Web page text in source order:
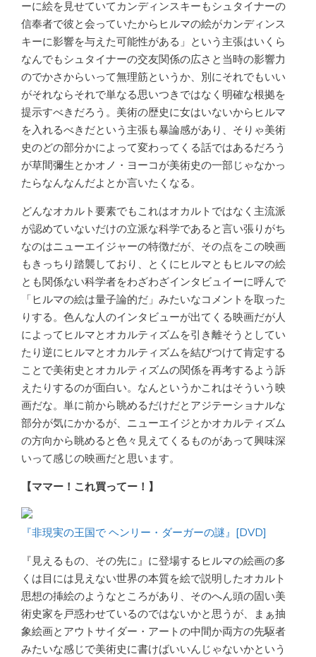
ーに絵を見せていてカンディンスキーもシュタイナーの
信奉者で彼と会っていたからヒルマの絵がカンディンス
キーに影響を与えた可能性がある」という主張はいくら
なんでもシュタイナーの交友関係の広さと当時の影響力
のでかさからいって無理筋というか、別にそれでもいい
がそれならそれで単なる思いつきではなく明確な根拠を
提示すべきだろう。美術の歴史に女はいないからヒルマ
を入れるべきだという主張も暴論感があり、そりゃ美術
史のどの部分かによって変わってくる話ではあるだろう
が草間彌生とかオノ・ヨーコが美術史の一部じゃなかっ
たらなんなんだよとか言いたくなる。
どんなオカルト要素でもこれはオカルトではなく主流派
が認めていないだけの立派な科学であると言い張りがち
なのはニューエイジャーの特徴だが、その点をこの映画
もきっちり踏襲しており、とくにヒルマともヒルマの絵
とも関係ない科学者をわざわざインタビュイーに呼んで
「ヒルマの絵は量子論的だ」みたいなコメントを取った
りする。色んな人のインタビューが出てくる映画だが人
によってヒルマとオカルティズムを引き離そうとしてい
たり逆にヒルマとオカルティズムを結びつけて肯定する
ことで美術史とオカルティズムの関係を再考するよう訴
えたりするのが面白い。なんというかこれはそういう映
画だな。単に前から眺めるだけだとアジテーショナルな
部分が気にかかるが、ニューエイジとかオカルティズム
の方向から眺めると色々見えてくるものがあって興味深
いって感じの映画だと思います。
【ママー！これ買ってー！】
『非現実の王国で ヘンリー・ダーガーの謎』[DVD]
『見えるもの、その先に』に登場するヒルマの絵画の多
くは目には見えない世界の本質を絵で説明したオカルト
思想の挿絵のようなところがあり、そのへん頭の固い美
術史家を戸惑わせているのではないかと思うが、まぁ抽
象絵画とアウトサイダー・アートの中間か両方の先駆者
みたいな感じで美術史に書けばいいんじゃないかという